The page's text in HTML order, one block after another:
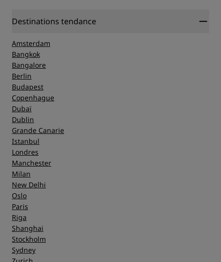
Destinations tendance
Amsterdam
Bangkok
Bangalore
Berlin
Budapest
Copenhague
Dubaï
Dublin
Grande Canarie
Istanbul
Londres
Manchester
Milan
New Delhi
Oslo
Paris
Riga
Shanghai
Stockholm
Sydney